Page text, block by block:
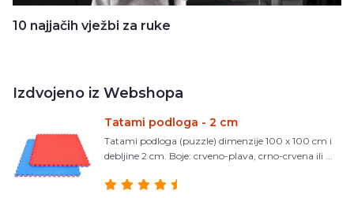
10 najjačih vježbi za ruke
Izdvojeno iz Webshopa
Tatami podloga - 2 cm
Tatami podloga (puzzle) dimenzije 100 x 100 cm i
debljine 2 cm. Boje: crveno-plava, crno-crvena ili ...